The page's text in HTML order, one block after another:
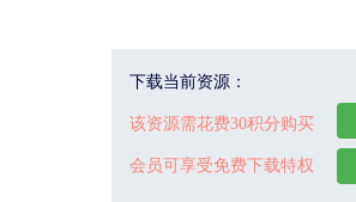
下载当前资源：
该资源需花费30积分购买
会员可享受免费下载特权